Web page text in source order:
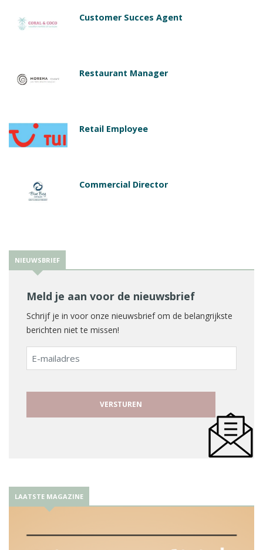
Customer Succes Agent
Restaurant Manager
Retail Employee
Commercial Director
NIEUWSBRIEF
Meld je aan voor de nieuwsbrief
Schrijf je in voor onze nieuwsbrief om de belangrijkste
berichten niet te missen!
E-
mailadres
LAATSTE MAGAZINE